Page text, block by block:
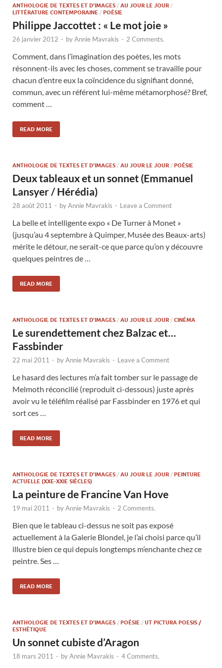
ANTHOLOGIE DE TEXTES ET D'IMAGES / AU JOUR LE JOUR /
LITTÉRATURE CONTEMPORAINE / POÉSIE
Philippe Jaccottet : « Le mot joie »
26 janvier 2012 - byAnnie Mavrakis - 2 Comments.
Comment, dans l’imagination des poètes, les mots
résonnent-ils avec les choses, comment se travaille pour
chacun d’entre eux la coïncidence du signifiant donné,
commun, avec un référent lui-même métamorphosé? Bref,
comment …
READ MORE
ANTHOLOGIE DE TEXTES ET D'IMAGES / AU JOUR LE JOUR / POÉSIE
Deux tableaux et un sonnet (Emmanuel
Lansyer / Hérédia)
28 août 2011 - byAnnie Mavrakis - Leave a Comment
La belle et intelligente expo « De Turner à Monet »
(jusqu’au 4 septembre à Quimper, Musée des Beaux-arts)
mérite le détour, ne serait-ce que parce qu’on y découvre
quelques peintres de …
READ MORE
ANTHOLOGIE DE TEXTES ET D'IMAGES / AU JOUR LE JOUR / CINÉMA
Le surendettement chez Balzac et…
Fassbinder
22 mai 2011 - byAnnie Mavrakis - Leave a Comment
Le hasard des lectures m’a fait tomber sur le passage de
Melmoth réconcilié (reproduit ci-dessous) juste après
avoir vu le téléfilm réalisé par Fassbinder en 1976 et qui
sort ces …
READ MORE
ANTHOLOGIE DE TEXTES ET D'IMAGES / AU JOUR LE JOUR / PEINTURE
ACTUELLE (XXE-XXIE SIÈCLES)
La peinture de Francine Van Hove
19 mai 2011 - byAnnie Mavrakis - 2 Comments.
Bien que le tableau ci-dessus ne soit pas exposé
actuellement à la Galerie Blondel, je l’ai choisi parce qu’il
illustre bien ce qui depuis longtemps m’enchante chez ce
peintre. Ses …
READ MORE
ANTHOLOGIE DE TEXTES ET D'IMAGES / POÉSIE / UT PICTURA POESIS /
ESTHÉTIQUE
Un sonnet cubiste d’Aragon
18 mars 2011 - byAnnie Mavrakis - 4 Comments.